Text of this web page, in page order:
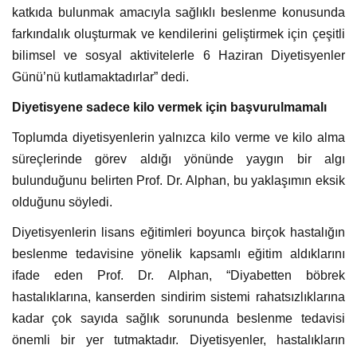
katkıda bulunmak amacıyla sağlıklı beslenme konusunda
farkındalık oluşturmak ve kendilerini geliştirmek için çeşitli
bilimsel ve sosyal aktivitelerle 6 Haziran Diyetisyenler
Günü’nü kutlamaktadırlar” dedi.
Diyetisyene sadece kilo vermek için başvurulmamalı
Toplumda diyetisyenlerin yalnızca kilo verme ve kilo alma
süreçlerinde görev aldığı yönünde yaygın bir algı
bulunduğunu belirten Prof. Dr. Alphan, bu yaklaşımın eksik
olduğunu söyledi.
Diyetisyenlerin lisans eğitimleri boyunca birçok hastalığın
beslenme tedavisine yönelik kapsamlı eğitim aldıklarını
ifade eden Prof. Dr. Alphan, “Diyabetten böbrek
hastalıklarına, kanserden sindirim sistemi rahatsızlıklarına
kadar çok sayıda sağlık sorununda beslenme tedavisi
önemli bir yer tutmaktadır. Diyetisyenler, hastalıkların